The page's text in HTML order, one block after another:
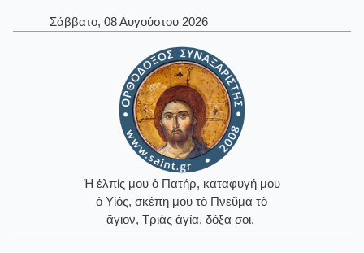
Σάββατο, 08 Αυγούστου 2026
Ἡ ἐλπίς μου ὁ Πατήρ, καταφυγή μου
ὁ Υἱός, σκέπη μου τὸ Πνεῦμα τὸ
ἅγιον, Τριὰς ἁγία, δόξα σοι.